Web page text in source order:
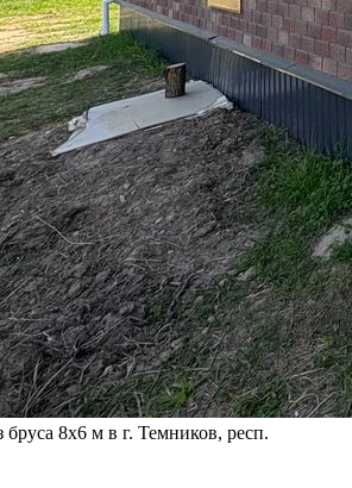
8х6 м в г. Темников, респ.